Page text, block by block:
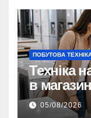
ПОБУТОВА
Техніка
в
05/08/2026